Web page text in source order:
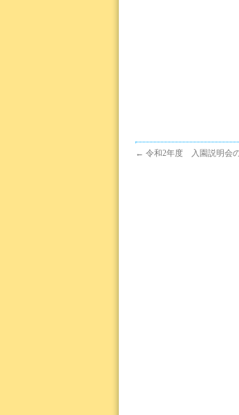
← 令和2年度 入園説明会